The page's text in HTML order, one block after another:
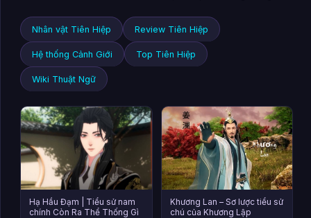
Nhân vật Tiên Hiệp Review Tiên Hiệp
Hệ thống Cảnh Giới Top Tiên Hiệp
Wiki Thuật Ngữ
Hạ Hầu Đạm | Tiểu sử nam
chính Còn Ra Thể Thống Gì
Khương Lan – Sơ lược tiểu sử
chú của Khương Lập